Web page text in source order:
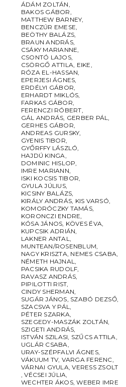
ÁDÁM ZOLTÁN,
BAKOS GÁBOR,
MATTHEW BARNEY,
BENCZÚR EMESE,
BEÖTHY BALÁZS,
BRAUN ANDRÁS,
CSÁKY MARIANNE,
CSONTÓ LAJOS,
CSÖRGŐ ATTILA, EIKE,
RÓZA EL-HASSAN,
EPERJESI ÁGNES,
ERDÉLYI GÁBOR,
ERHARDT MIKLÓS,
FARKAS GÁBOR,
FERENCZI RÓBERT,
GÁL ANDRÁS, GERBER PÁL,
GERHES GÁBOR,
ANDREAS GURSKY,
GYENIS TIBOR,
GYŐRFFY LÁSZLÓ,
HAJDÚ KINGA,
DOMINIC HISLOP,
IMRE MARIANN,
ISKI KOCSIS TIBOR,
GYULA JÚLIUS,
KICSINY BALÁZS,
KIRÁLY ANDRÁS, KIS VARSÓ,
KOMORÓCZKY TAMÁS,
KORONCZI ENDRE,
KÓSA JÁNOS, KÖVES ÉVA,
KUPCSIK ADRIÁN,
LAKNER ANTAL,
MUNTEAN/ROSENBLUM,
NAGY KRISZTA, NEMES CSABA,
NÉMETH HAJNAL,
PACSIKA RUDOLF,
RAVASZ ANDRÁS,
PIPILOTTI RIST,
CINDY SHERMAN,
SUGÁR JÁNOS, SZABÓ DEZSŐ,
SZACSVA Y PÁL,
PÉTER SZARKA,
SZEGEDY-MASZÁK ZOLTÁN,
SZIGETI ANDRÁS,
ISTVÁN SZILASI, SZŰCS ATTILA,
UGLÁR CSABA,
URAY-SZÉPFALVI ÁGNES,
VÁKUUM TV, VARGA FERENC,
VÁRNAI GYULA,VERESS ZSOLT
,VÉCSEI JÚLIA,
WECHTER ÁKOS,WEBER IMRE